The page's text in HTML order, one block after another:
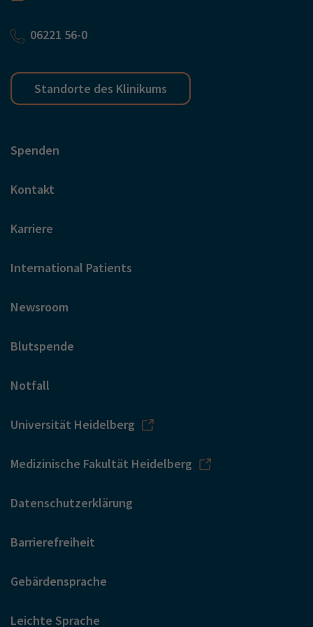
06221 56-0
Standorte des Klinikums
Spenden
Kontakt
Karriere
International Patients
Newsroom
Blutspende
Notfall
Universität Heidelberg
Medizinische Fakultät Heidelberg
Datenschutzerklärung
Barrierefreiheit
Gebärdensprache
Leichte Sprache